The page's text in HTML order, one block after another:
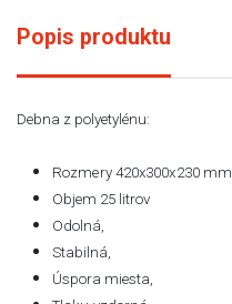
Popis produktu
Debna z polyetylénu:
Rozmery 420x300x230 mm
Objem 25 litrov
Odolná,
Stabilná,
Úspora miesta,